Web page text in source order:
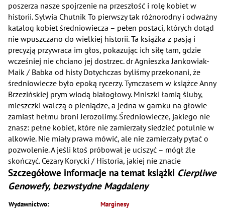
poszerza nasze spojrzenie na przeszłość i rolę kobiet w
historii. Sylwia Chutnik To pierwszy tak różnorodny i odważny
katalog kobiet średniowiecza – pełen postaci, których dotąd
nie wpuszczano do wielkiej historii. Ta książka z pasją i
precyzją przywraca im głos, pokazując ich siłę tam, gdzie
wcześniej nie chciano jej dostrzec. dr Agnieszka Jankowiak-
Maik / Babka od histy Dotychczas byliśmy przekonani, że
średniowiecze było epoką rycerzy. Tymczasem w książce Anny
Brzezińskiej prym wiodą białogłowy. Mniszki łamią śluby,
mieszczki walczą o pieniądze, a jedna w garnku na głowie
zamiast hełmu broni Jerozolimy. Średniowiecze, jakiego nie
znasz: pełne kobiet, które nie zamierzały siedzieć potulnie w
alkowie. Nie miały prawa mówić, ale nie zamierzały pytać o
pozwolenie. A jeśli ktoś próbował je uciszyć – mógł źle
skończyć. Cezary Korycki / Historia, jakiej nie znacie
Szczegółowe informacje na temat książki Cierpliwe
Genowefy, bezwstydne Magdaleny
Wydawnictwo:
Marginesy